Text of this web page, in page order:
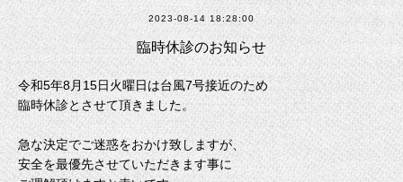
2023-08-14 18:28:00
臨時休診のお知らせ
令和5年8月15日火曜日は台風7号接近のため
臨時休診とさせて頂きました。
急な決定でご迷惑をおかけ致しますが、
安全を最優先させていただきます事に